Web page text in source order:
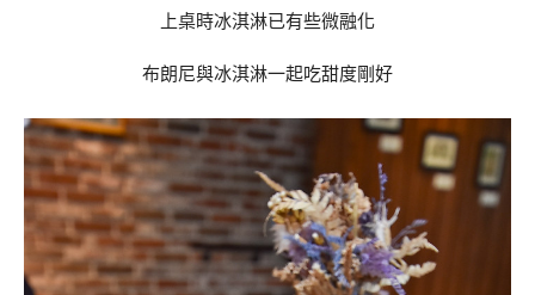
上桌時冰淇淋已有些微融化
布朗尼與冰淇淋一起吃甜度剛好